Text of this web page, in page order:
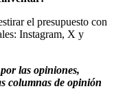
el presupuesto con
Instagram, X y
las opiniones,
columnas de opinión